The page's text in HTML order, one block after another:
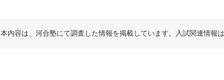
本内容は、河合塾にて調査した情報を掲載しています。入試関連情報